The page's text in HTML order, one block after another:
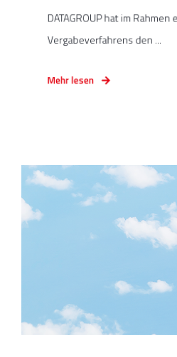
DATAGROUP hat im
Vergabeverfahrens den ...
Mehr lesen